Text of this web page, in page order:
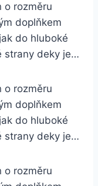
o rozměru
doplňkem
do hluboké
strany deky je…
o rozměru
doplňkem
do hluboké
strany deky je…
o rozměru